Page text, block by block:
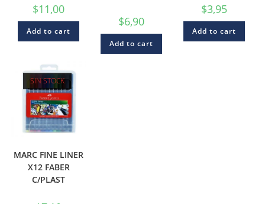
$11,00
Add to cart
$6,90
Add to cart
$3,95
Add to cart
SIN STOCK
MARC FINE LINER
X12 FABER
C/PLAST